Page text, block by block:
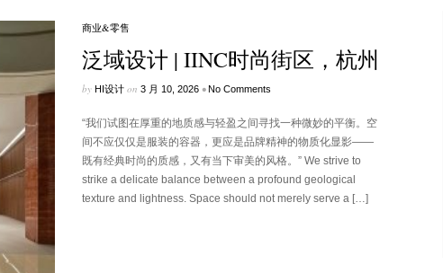
商业&零售
泛域设计 | IINC时尚街区，杭州
by HI设计on 3 月 10, 2026 •No Comments
“我们试图在厚重的地质感与轻盈之间寻找一种微妙的平衡。空
间不应仅仅是服装的容器，更应是品牌精神的物质化显影——
既有经典时尚的质感，又有当下审美的风格。” We strive to
strike a delicate balance between a profound geological
texture and lightness. Space should not merely serve a […]